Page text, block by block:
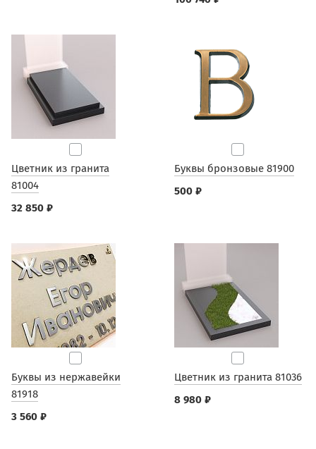
Цветник из гранита
81004
32 850 ₽
Буквы бронзовые 81900
500 ₽
Буквы из нержавейки
81918
3 560 ₽
Цветник из гранита 81036
8 980 ₽